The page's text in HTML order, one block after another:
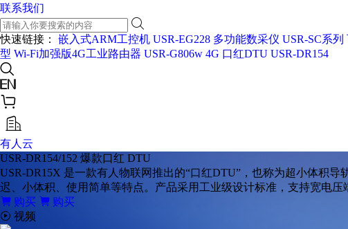
联系我们
快速链接： 嵌入式ARM工控机 USR-EG228 多功能数采仪 USR-SC系列
型 Wi-Fi加强版4G工业路由器 USR-G806w 4G 口红DTU USR-DR154
有人云
USR-DR154/152 爆款口红 DTU
USR-DR15X 是一款有人物联网推出的“口红DTU”，也称为超小体积
迟、小体积、使用简单等特点。产品采用工业级设计标准，支持宽电压
购买
购买
视频